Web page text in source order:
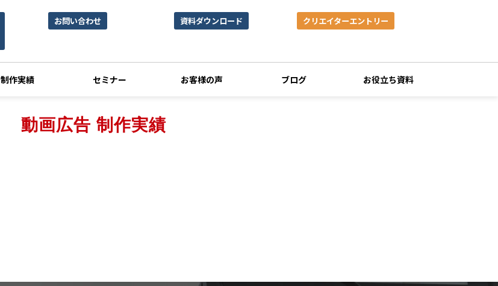
お問い合わせ 資料ダウンロード クリエイターエントリー
制作実績 セミナー お客様の声 ブログ お役立ち資料
動画広告 制作実績